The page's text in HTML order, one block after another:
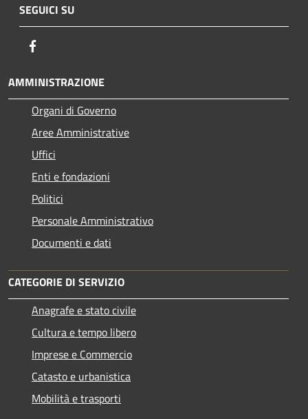
SEGUICI SU
AMMINISTRAZIONE
Organi di Governo
Aree Amministrative
Uffici
Enti e fondazioni
Politici
Personale Amministrativo
Documenti e dati
CATEGORIE DI SERVIZIO
Anagrafe e stato civile
Cultura e tempo libero
Imprese e Commercio
Catasto e urbanistica
Mobilità e trasporti